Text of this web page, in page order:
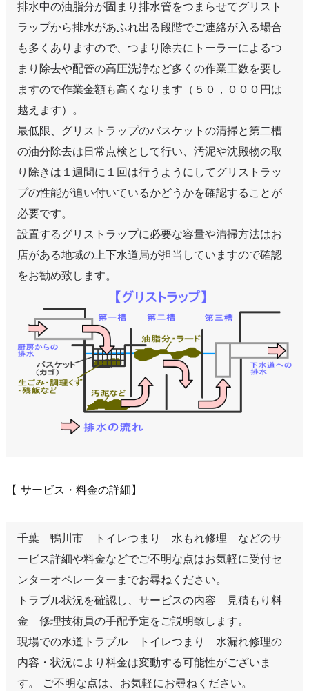
ア
排水中の油脂分が固まり排水管をつまらせてグリスト
ラップから排水があふれ出る段階でご連絡が入る場合
も多くありますので、つまり除去にトーラーによるつ
まり除去や配管の高圧洗浄など多くの作業工数を要し
ますので作業金額も高くなります（５０，０００円は
越えます）。
最低限、グリストラップのバスケットの清掃と第二槽
の油分除去は日常点検として行い、汚泥や沈殿物の取
り除きは１週間に１回は行うようにしてグリストラッ
プの性能が追い付いているかどうかを確認することが
必要です。
設置するグリストラップに必要な容量や清掃方法はお
店がある地域の上下水道局が担当していますので確認
をお勧め致します。
【 サービス・料金の詳細】
千葉 鴨川市 トイレつまり 水もれ修理 などのサ
ービス詳細や料金などでご不明な点はお気軽に受付セ
ンターオペレーターまでお尋ねください。
トラブル状況を確認し、サービスの内容 見積もり料
金 修理技術員の手配予定をご説明致します。
現場での水道トラブル トイレつまり 水漏れ修理の
内容・状況により料金は変動する可能性がございま
す。 ご不明な点は、お気軽にお尋ねください。